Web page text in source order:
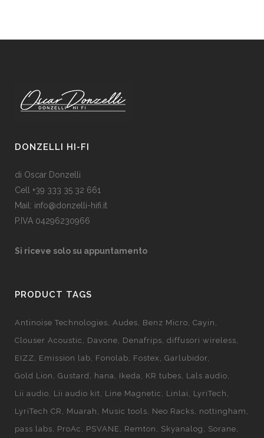
DONZELLI HI-FI
di Oscar Donzelli
Cell +39 333 35 32 661
Mail: info@donzelli-hifi.it
P.IVA 04296230966
Si riceve solo su appuntamento
PRODUCT TAGS
Antinoise Technologies Audes Benz Micro Cayin
Clouser Acoustic
Davone Denafrips diffusori wireless
EIZZ
Emission lab Fonolab Fostex
Garlubidor
Gold Lion
Gustard hana Ikeda KR tubes
Lals audio
Lii audio
Lii audio kit Line Magnetic Linlai
LyriTech
LyriTech CR
Muarah Music tools Neo Racks
nottingham
pass labs
ProAc PSVANE Remton Skyanalog
Sorane